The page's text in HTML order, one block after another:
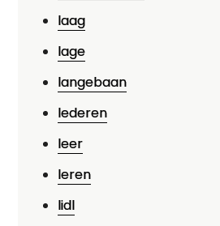
laag
lage
langebaan
lederen
leer
leren
lidl